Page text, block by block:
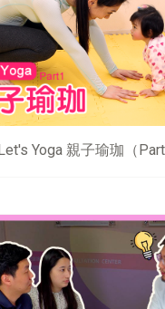
Yoga 親子瑜珈（